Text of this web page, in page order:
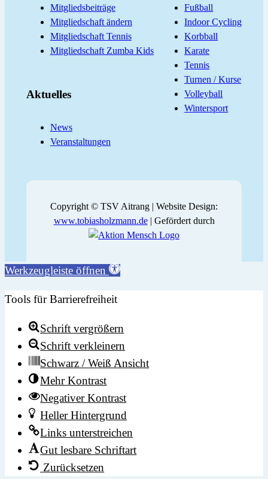
Mitgliedsbeiträge
Mitgliedschaft ändern
Mitgliedschaft Tennis
Mitgliedschaft Zumba Kids
Aktuelles
News
Veranstaltungen
Fußball
Indoor Cycling
Korbball
Karate
Tennis
Turnen / Kurse
Volleyball
Wintersport
Copyright © TSV Aitrang | Website Design:
www.tobiasholzmann.de| Gefördert durch
Werkzeugleiste öffnen
Tools für Barrierefreiheit
Schrift vergrößern
Schrift verkleinern
Schwarz / Weiß Ansicht
Mehr Kontrast
Negativer Kontrast
Heller Hintergrund
Links unterstreichen
Gut lesbare Schriftart
Zurücksetzen